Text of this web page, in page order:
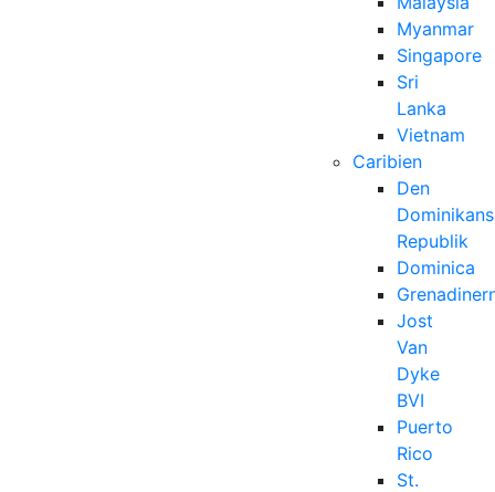
Myanmar
Singapore
Sri
Lanka
Vietnam
Caribien
Den
Republik
Dominica
Jost
Van
Dyke
BVI
Puerto
Rico
St.